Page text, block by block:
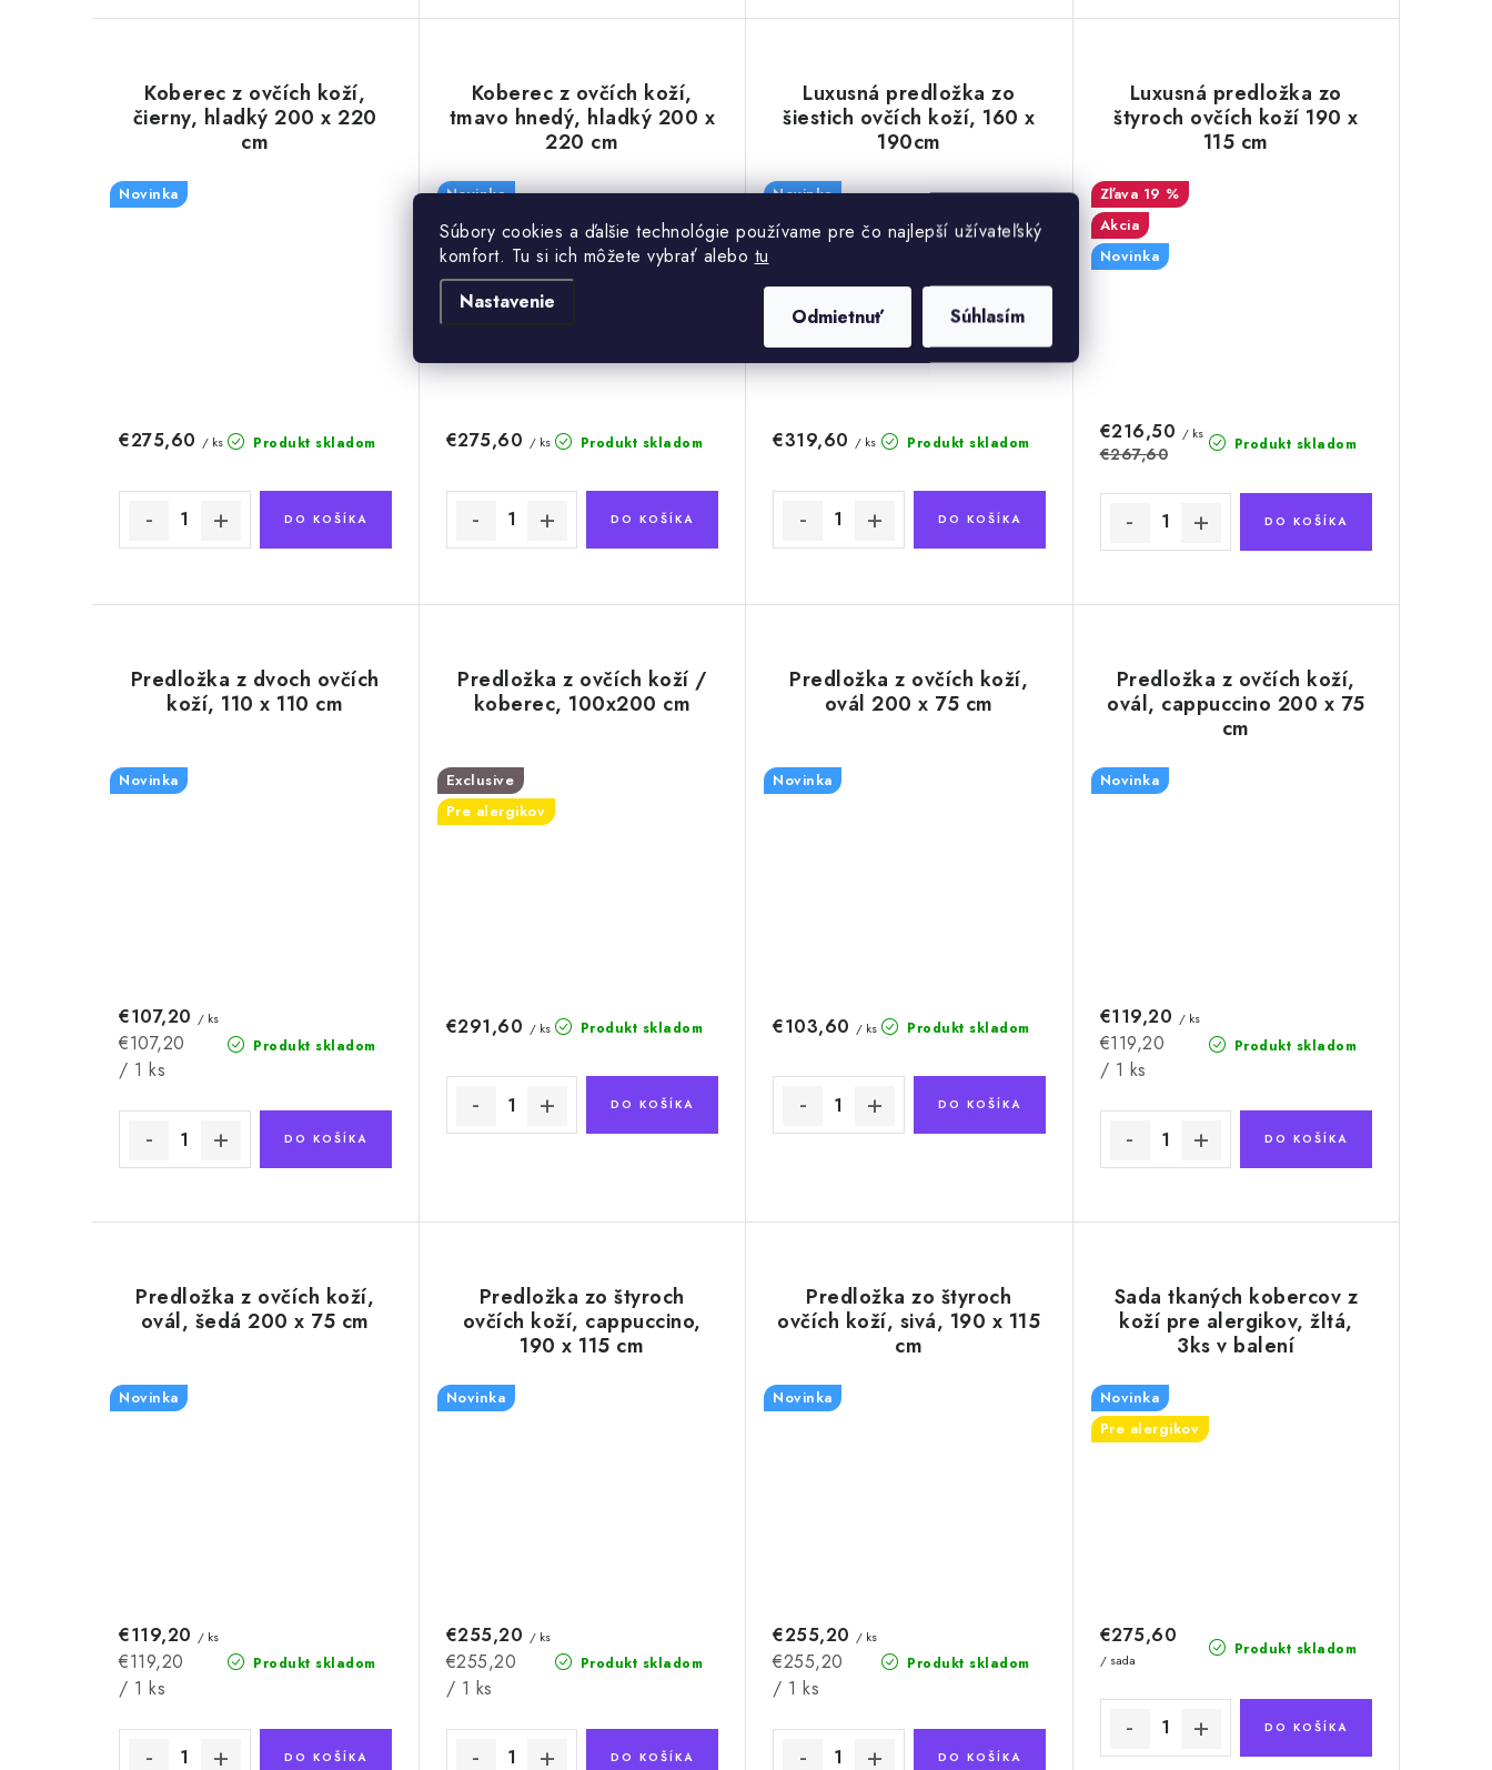
Súbory cookies a ďalšie technológie používame pre čo najlepší užívateľský
komfort. Tu si ich môžete vybrať alebo tu
Nastavenie
Odmietnuť Súhlasím
Koberec z ovčích koží,
čierny, hladký 200 x 220
cm
Novinka
Produkt skladom
€275,60 / ks
DO KOŠÍKA
Koberec z ovčích koží,
tmavo hnedý, hladký 200 x
220 cm
Novinka
Produkt skladom
€275,60 / ks
DO KOŠÍKA
Luxusná predložka zo
šiestich ovčích koží, 160 x
190cm
Novinka
Exclusive
Produkt skladom
€319,60 / ks
DO KOŠÍKA
Luxusná predložka zo
štyroch ovčích koží 190 x
115 cm
19 %
Akcia
Novinka
Produkt skladom
€216,50 / ks
€267,60
DO KOŠÍKA
Predložka z dvoch ovčích
koží, 110 x 110 cm
Novinka
Produkt skladom
€107,20 / ks
Jednotková
cena:
€107,20
/ 1 ks
DO KOŠÍKA
Predložka z ovčích koží /
koberec, 100x200 cm
Exclusive
Pre alergikov
Produkt skladom
€291,60 / ks
DO KOŠÍKA
Predložka z ovčích koží,
ovál 200 x 75 cm
Novinka
Produkt skladom
€103,60 / ks
DO KOŠÍKA
Predložka z ovčích koží,
ovál, cappuccino 200 x 75
cm
Novinka
Produkt skladom
€119,20 / ks
Jednotková
cena:
€119,20
/ 1 ks
DO KOŠÍKA
Predložka z ovčích koží,
ovál, šedá 200 x 75 cm
Novinka
Produkt skladom
€119,20 / ks
Jednotková
cena:
€119,20
/ 1 ks
DO KOŠÍKA
Predložka zo štyroch
ovčích koží, cappuccino,
190 x 115 cm
Novinka
Produkt skladom
€255,20 / ks
Jednotková
cena:
€255,20
/ 1 ks
DO KOŠÍKA
Predložka zo štyroch
ovčích koží, sivá, 190 x 115
cm
Novinka
Produkt skladom
€255,20 / ks
Jednotková
cena:
€255,20
/ 1 ks
DO KOŠÍKA
Sada tkaných kobercov z
koží pre alergikov, žltá,
3ks v balení
Novinka
Pre alergikov
Produkt skladom
€275,60
/ sada
DO KOŠÍKA